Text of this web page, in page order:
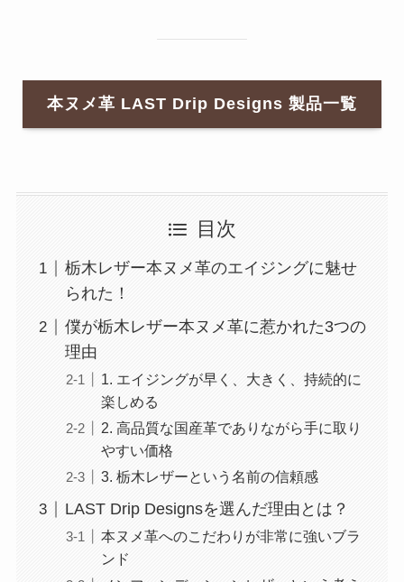
本ヌメ革 LAST Drip Designs 製品一覧
目次
栃木レザー本ヌメ革のエイジングに魅せ
られた！
僕が栃木レザー本ヌメ革に惹かれた3つの
理由
1. エイジングが早く、大きく、持続的に
楽しめる
2. 高品質な国産革でありながら手に取り
やすい価格
3. 栃木レザーという名前の信頼感
LAST Drip Designsを選んだ理由とは？
本ヌメ革へのこだわりが非常に強いブラ
ンド